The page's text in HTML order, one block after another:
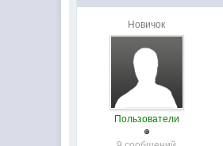
Новичок
Пользователи